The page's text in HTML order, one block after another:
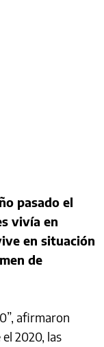
pasado el
vivía en
en situación
de
afirmaron
2020, las